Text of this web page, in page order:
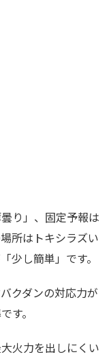
り」、固定予報は
所はトキシラズい
少し簡単」です。
クダンの対応力が
す。
火力を出しにくい